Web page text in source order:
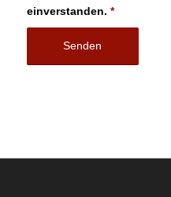
einverstanden. *